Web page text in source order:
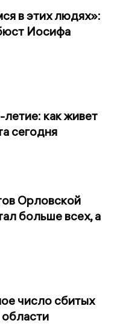
в этих людях»:
Иосифа
как живет
сегодня
Орловской
больше всех, а
число сбитых